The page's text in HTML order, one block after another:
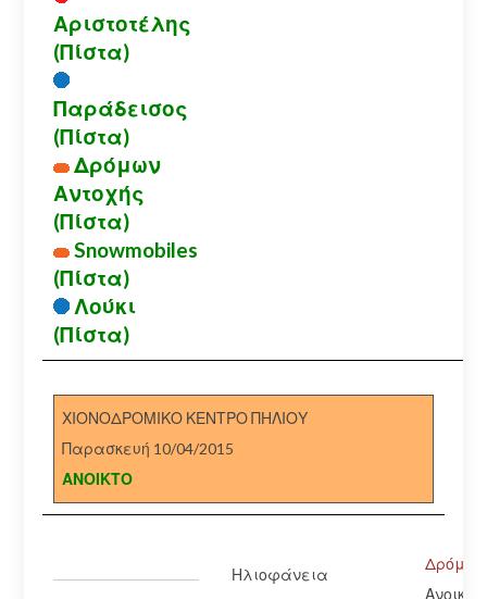
Αριστοτέλης
(Πίστα)
Παράδεισος
(Πίστα)
Δρόμων
Αντοχής
(Πίστα)
Snowmobiles
(Πίστα)
Λούκι
(Πίστα)
ΧΙΟΝΟΔΡΟΜΙΚΟ ΚΕΝΤΡΟ ΠΗΛΙΟΥ
Παρασκευή 10/04/2015
ΑΝΟΙΚΤΟ
Ηλιοφάνεια
Δρόμος: